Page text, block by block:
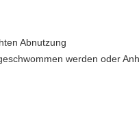
Abnutzung
werden oder